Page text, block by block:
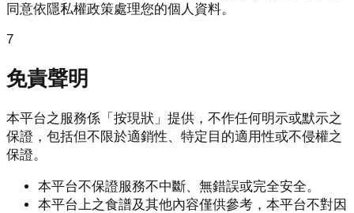
同意依隱私權政策處理您的個人資料。
7
免責聲明
本平台之服務係「按現狀」提供，不作任何明示或默示之
保證，包括但不限於適銷性、特定目的適用性或不侵權之
保證。
本平台不保證服務不中斷、無錯誤或完全安全。
本平台上之食譜及其他內容僅供參考，本平台不對因